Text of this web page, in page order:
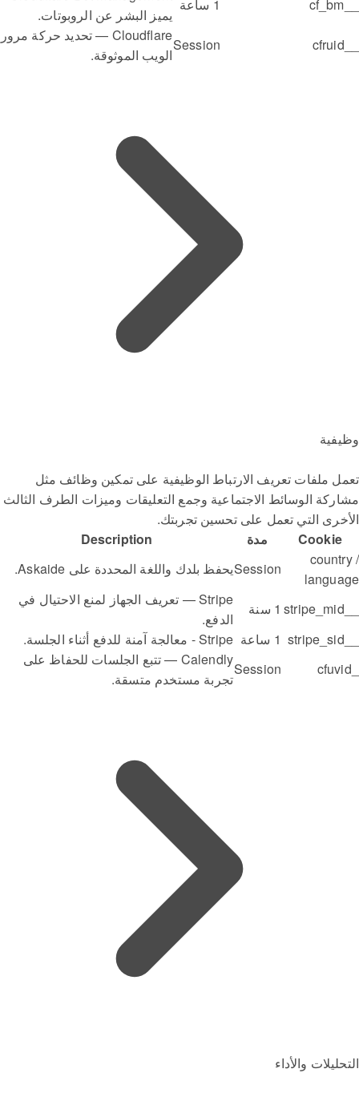
1 ساعة
يميز البشر عن الروبوتات.
Session
Cloudflare — تحديد حركة مرور
الويب الموثوقة.
وظيفية
تعمل ملفات تعريف الارتباط الوظيفية على تمكين وظائف مثل
مشاركة الوسائط الاجتماعية وجمع التعليقات وميزات الطرف الثالث
الأخرى التي تعمل على تحسين تجربتك.
Cookie
مدة
Description
country /
language
Sessionيحفظ بلدك واللغة المحددة على Askaide.
1 سنة
Stripe — تعريف الجهاز لمنع الاحتيال في
الدفع.
1 ساعة
Stripe - معالجة آمنة للدفع أثناء الجلسة.
Session
Calendly — تتبع الجلسات للحفاظ على
تجربة مستخدم متسقة.
التحليلات والأداء